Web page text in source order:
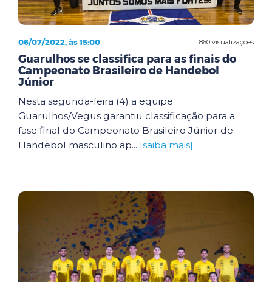
860 visualizações
06/07/2022, às 15:00
Guarulhos se classifica para as finais do
Campeonato Brasileiro de Handebol
Júnior
Nesta segunda-feira (4) a equipe
Guarulhos/Vegus garantiu classificação para a
fase final do Campeonato Brasileiro Júnior de
Handebol masculino ap... [saiba mais]